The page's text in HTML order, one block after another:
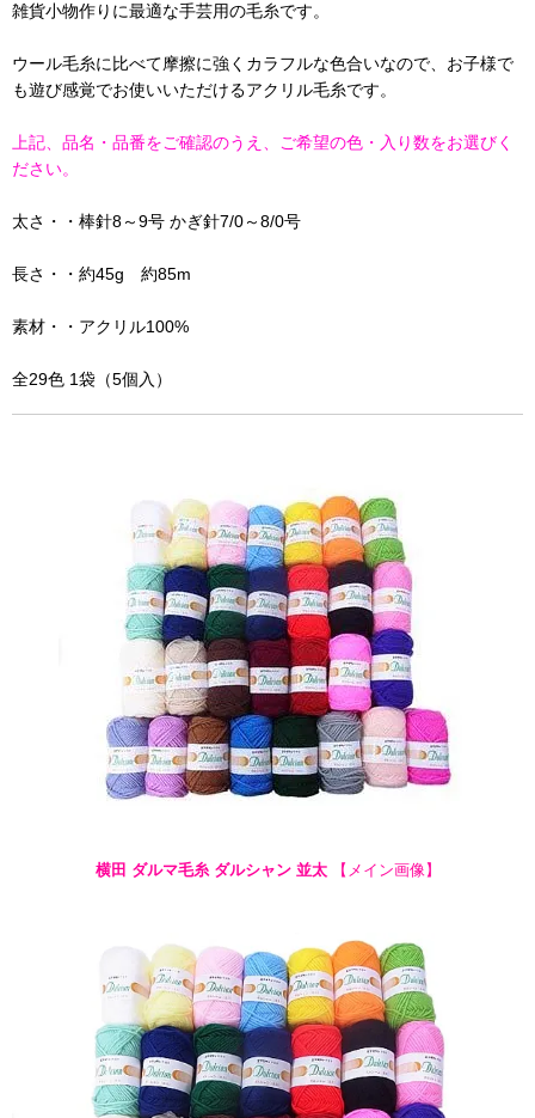
雑貨小物作りに最適な手芸用の毛糸です。
ウール毛糸に比べて摩擦に強くカラフルな色合いなので、お子様で
も遊び感覚でお使いいただけるアクリル毛糸です。
上記、品名・品番をご確認のうえ、ご希望の色・入り数をお選びく
ださい。
太さ・・棒針8～9号 かぎ針7/0～8/0号
長さ・・約45g 約85m
素材・・アクリル100%
全29色 1袋（5個入）
横田 ダルマ毛糸 ダルシャン 並太【メイン画像】